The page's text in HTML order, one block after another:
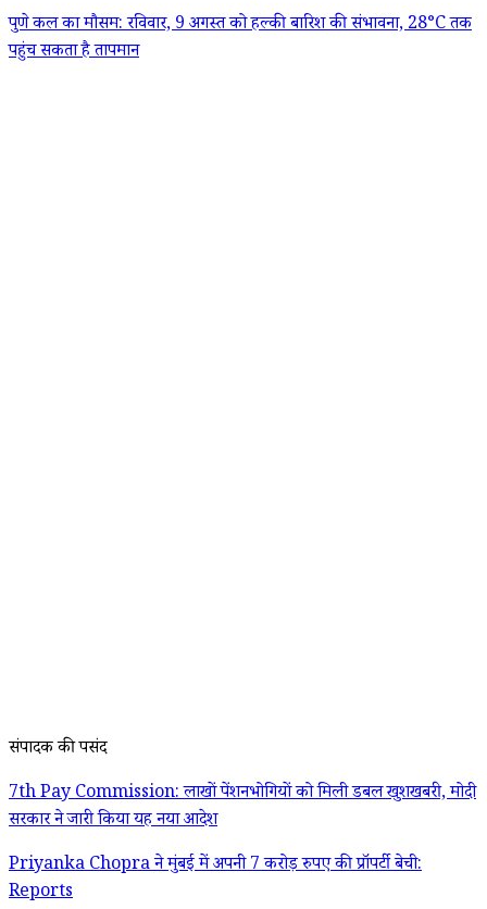
पुणे कल का मौसम: रविवार, 9 अगस्त को हल्की बारिश की संभावना, 28°C तक
पहुंच सकता है तापमान
संपादक की पसंद
7th Pay Commission: लाखों पेंशनभोगियों को मिली डबल खुशखबरी, मोदी
सरकार ने जारी किया यह नया आदेश
Priyanka Chopra ने मुंबई में अपनी 7 करोड़ रुपए की प्रॉपर्टी बेची:
Reports